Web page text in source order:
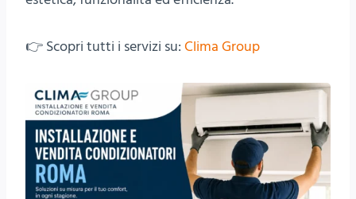
👉 Scopri tutti i servizi su: Clima Group